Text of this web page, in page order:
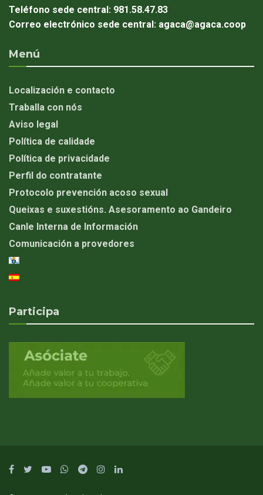
Teléfono sede central: 981.58.47.83
Correo electrónico sede central: agaca@agaca.coop
Menú
Localización e contacto
Traballa con nós
Aviso legal
Política de calidade
Política de privacidade
Perfil do contratante
Protocolo prevención acoso sexual
Queixas e suxestións. Asesoramento ao Gandeiro
Canle Interna de Información
Comunicación a provedores
Participa